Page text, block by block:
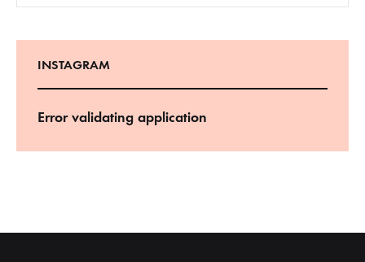
INSTAGRAM
Error validating application